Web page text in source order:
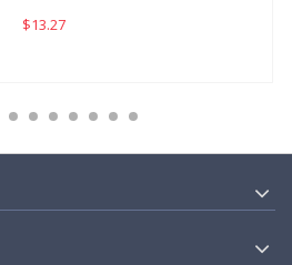
$13.27